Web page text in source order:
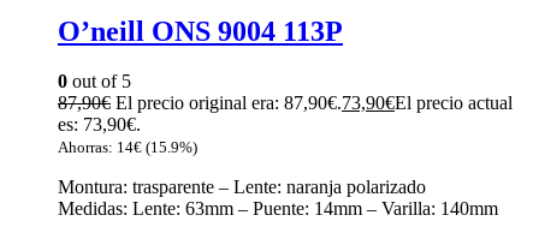
O’neill ONS 9004 113P
0 out of 5
87,90€ El precio original era: 87,90€.73,90€El precio actual
es: 73,90€.
Ahorras: 14€ (15.9%)
Montura: trasparente – Lente: naranja polarizado
Medidas: Lente: 63mm – Puente: 14mm – Varilla: 140mm